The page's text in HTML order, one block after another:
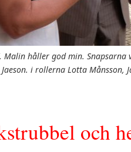
Malin håller god min.
Jaeson. i rollerna Lotta Månsson,
och